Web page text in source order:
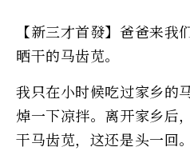
【新三才首發】爸爸来我
晒干的马齿苋。
我只在小时候吃过家乡的
焯一下凉拌。离开家乡后
干马齿苋，这还是头一回